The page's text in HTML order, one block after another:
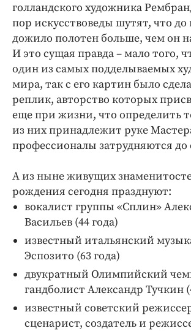
голландского художника
пор искусствоведы шутят, что
дожило полотен больше, чем он
И это сущая правда – мало того,
один из самых подделываемых
мира, так с его картин было
реплик, авторство которых
еще при жизни, что определить
из них принадлежит руке
профессионалы затрудняются до
А из ныне живущих
рождения сегодня празднуют:
вокалист группы «Сплин»
Васильев (44 года)
известный итальянский
Эспозито (63 года)
двукратный Олимпийский
гандболист Александр Тучкин
известный советский
сценарист, создатель и